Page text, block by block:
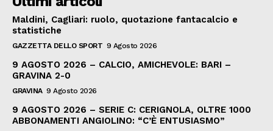
Maldini, Cagliari: ruolo, quotazione fantacalcio e
statistiche
GAZZETTA DELLO SPORT 9 Agosto 2026
9 AGOSTO 2026 – CALCIO, AMICHEVOLE: BARI –
GRAVINA 2-0
GRAVINA 9 Agosto 2026
9 AGOSTO 2026 – SERIE C: CERIGNOLA, OLTRE 1000
ABBONAMENTI ANGIOLINO: “C’È ENTUSIASMO”